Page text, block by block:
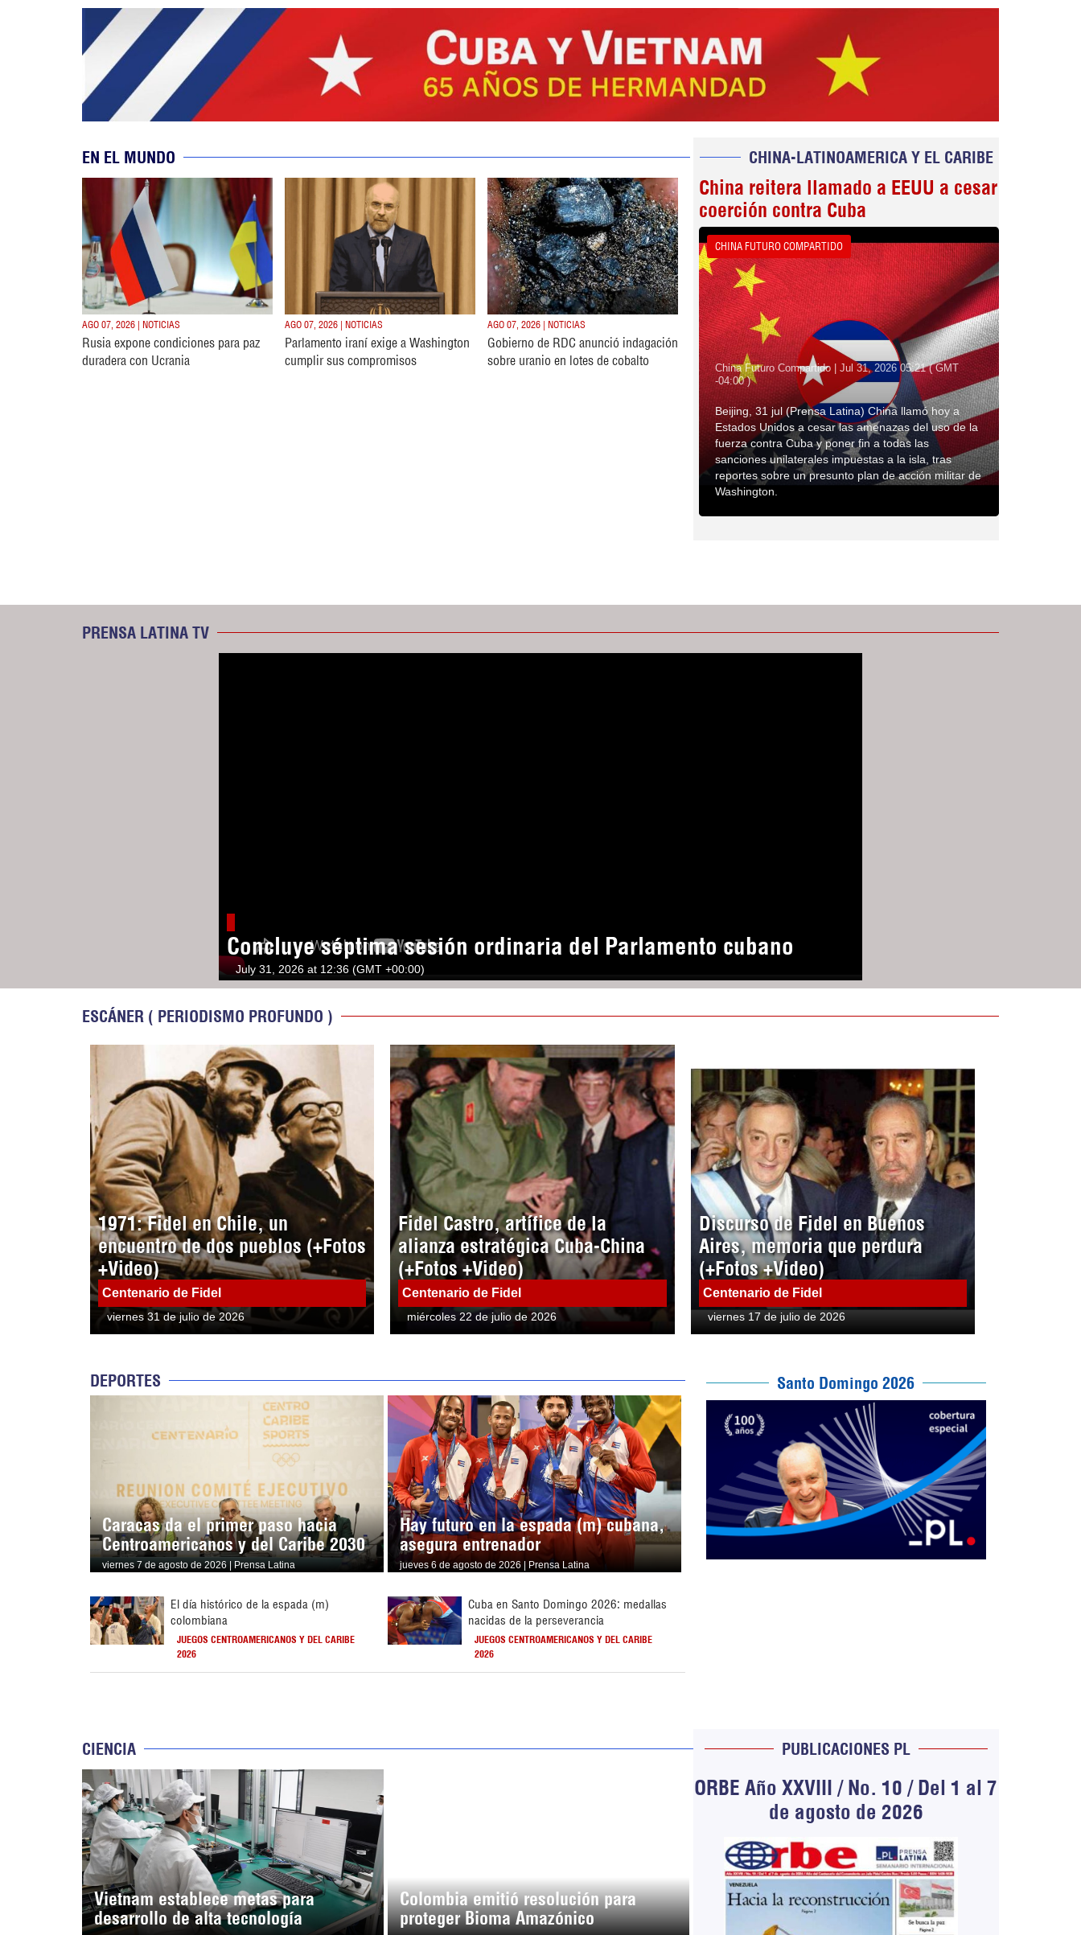
EN EL MUNDO
AGO 07, 2026 | NOTICIAS
Rusia expone condiciones para paz
duradera con Ucrania
AGO 07, 2026 | NOTICIAS
Parlamento iraní exige a Washington
cumplir sus compromisos
AGO 07, 2026 | NOTICIAS
Gobierno de RDC anunció indagación
sobre uranio en lotes de cobalto
CHINA-LATINOAMERICA Y EL CARIBE
China reitera llamado a EEUU a cesar
coerción contra Cuba
CHINA FUTURO COMPARTIDO
China Futuro Compartido | Jul 31, 2026 05:21 ( GMT
-04:00 )
Beijing, 31 jul (Prensa Latina) China llamó hoy a
Estados Unidos a cesar las amenazas del uso de la
fuerza contra Cuba y poner fin a todas las
sanciones unilaterales impuestas a la isla, tras
reportes sobre un presunto plan de acción militar de
Washington.
PRENSA LATINA TV
Concluye séptima sesión ordinaria del Parlamento cubano
July 31, 2026 at 12:36 (GMT +00:00)
ESCÁNER ( PERIODISMO PROFUNDO )
1971: Fidel en Chile, un
encuentro de dos pueblos (+Fotos
+Video)
Centenario de Fidel
viernes 31 de julio de 2026
Fidel Castro, artífice de la
alianza estratégica Cuba-China
(+Fotos +Video)
Centenario de Fidel
miércoles 22 de julio de 2026
Discurso de Fidel en Buenos
Aires, memoria que perdura
(+Fotos +Video)
Centenario de Fidel
viernes 17 de julio de 2026
DEPORTES
Caracas da el primer paso hacia
Centroamericanos y del Caribe 2030
viernes 7 de agosto de 2026 | Prensa Latina
Hay futuro en la espada (m) cubana,
asegura entrenador
jueves 6 de agosto de 2026 | Prensa Latina
El día histórico de la espada (m)
colombiana
JUEGOS CENTROAMERICANOS Y DEL CARIBE
2026
Cuba en Santo Domingo 2026: medallas
nacidas de la perseverancia
JUEGOS CENTROAMERICANOS Y DEL CARIBE
2026
Santo Domingo 2026
CIENCIA
Vietnam establece metas para
desarrollo de alta tecnología
Colombia emitió resolución para
proteger Bioma Amazónico
PUBLICACIONES PL
ORBE Año XXVIII / No. 10 / Del 1 al 7
de agosto de 2026